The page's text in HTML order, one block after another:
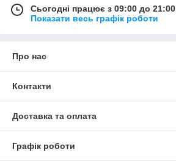
Сьогодні працює з 09:00 до 21:00
Показати весь графік роботи
Про нас
Контакти
Доставка та оплата
Графік роботи